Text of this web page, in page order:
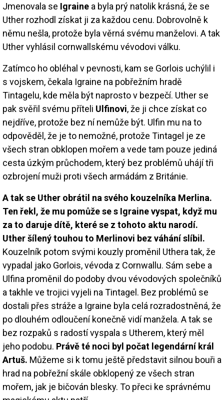
Jmenovala se Igraine a byla prý natolik krásná, že se
Uther rozhodl získat ji za každou cenu. Dobrovolně k
němu nešla, protože byla věrná svému manželovi. A tak
Uther vyhlásil cornwallskému vévodovi válku.
Zatímco ho obléhal v pevnosti, kam se Gorlois uchýlil i
s vojskem, čekala Igraine na pobřežním hradě
Tintagelu, kde měla být naprosto v bezpečí. Uther se
pak svěřil svému příteli Ulfinovi, že ji chce získat co
nejdříve, protože bez ní nemůže být. Ulfin mu na to
odpověděl, že je to nemožné, protože Tintagel je ze
všech stran obklopen mořem a vede tam pouze jediná
cesta úzkým průchodem, který bez problémů uhájí tři
ozbrojení muži proti všech armádám z Británie.
A tak se Uther obrátil na svého kouzelníka Merlina.
Ten řekl, že mu pomůže se s Igraine vyspat, když mu
za to daruje dítě, které se z tohoto aktu narodí.
Uther šílený touhou to Merlinovi bez váhání slíbil.
Kouzelník potom svými kouzly proměnil Uthera tak, že
vypadal jako Gorlois, vévoda z Cornwallu. Sám sebe a
Ulfina proměnil do podoby dvou vévodových společníků
a takhle ve trojici vyjeli na Tintagel. Bez problémů se
dostali přes stráže a Igraine byla celá rozradostněná, že
po dlouhém odloučení konečně vidí manžela. A tak se
bez rozpaků s radostí vyspala s Utherem, který měl
jeho podobu. Právě té noci byl počat legendární král
Artuš. Můžeme si k tomu ještě představit silnou bouři a
hrad na pobřežní skále obklopený ze všech stran
mořem, jak je bičován blesky. To přeci ke správnému